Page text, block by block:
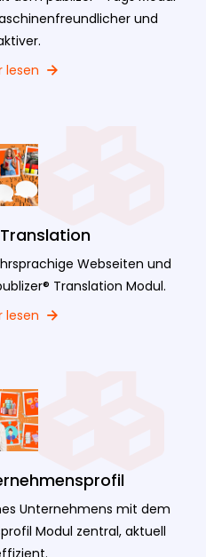
und
lesen
Webseiten und
Translation Modul.
lesen
Unternehmens mit dem
Modul zentral, aktuell